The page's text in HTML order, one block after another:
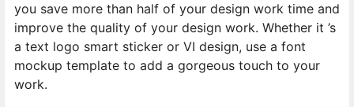
you save more than half of your design work time and
improve the quality of your design work. Whether it ’s
a text logo smart sticker or VI design, use a font
mockup template to add a gorgeous touch to your
work.